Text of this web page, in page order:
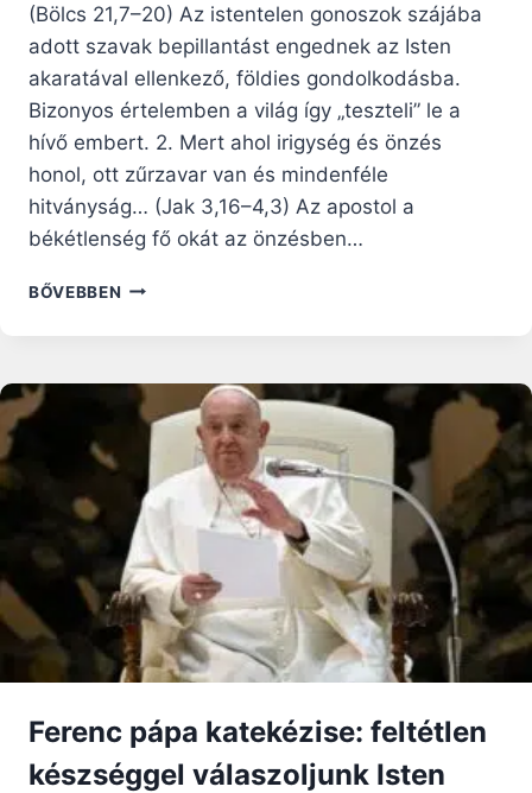
(Bölcs 21,7–20) Az istentelen gonoszok szájába
adott szavak bepillantást engednek az Isten
akaratával ellenkező, földies gondolkodásba.
Bizonyos értelemben a világ így „teszteli” le a
hívő embert. 2. Mert ahol irigység és önzés
honol, ott zűrzavar van és mindenféle
hitványság… (Jak 3,16–4,3) Az apostol a
békétlenség fő okát az önzésben…
BŐVEBBEN SZERETNIVALÓ,
–
GONDOLATOK
ÉVKÖZI
25.
VASÁRNAPRA
Ferenc pápa katekézise: feltétlen
készséggel válaszoljunk Isten